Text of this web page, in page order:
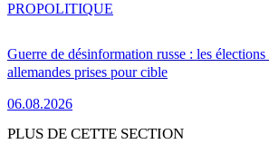
Guerre de désinformation russe : les
allemandes prises pour cible
06.08.2026
PROPOLITIQUE
PLUS DE CETTE SECTION